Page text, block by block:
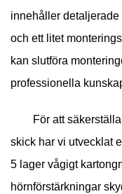
innehåller
och ett litet
kan slutföra
professionella
För att
skick har vi utvecklat
5 lager vågigt
hörnförstärkningar